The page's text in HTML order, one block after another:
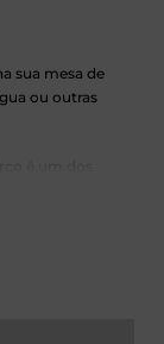
sua mesa de
ou outras
combinam
Devido
brancos
um pingo de